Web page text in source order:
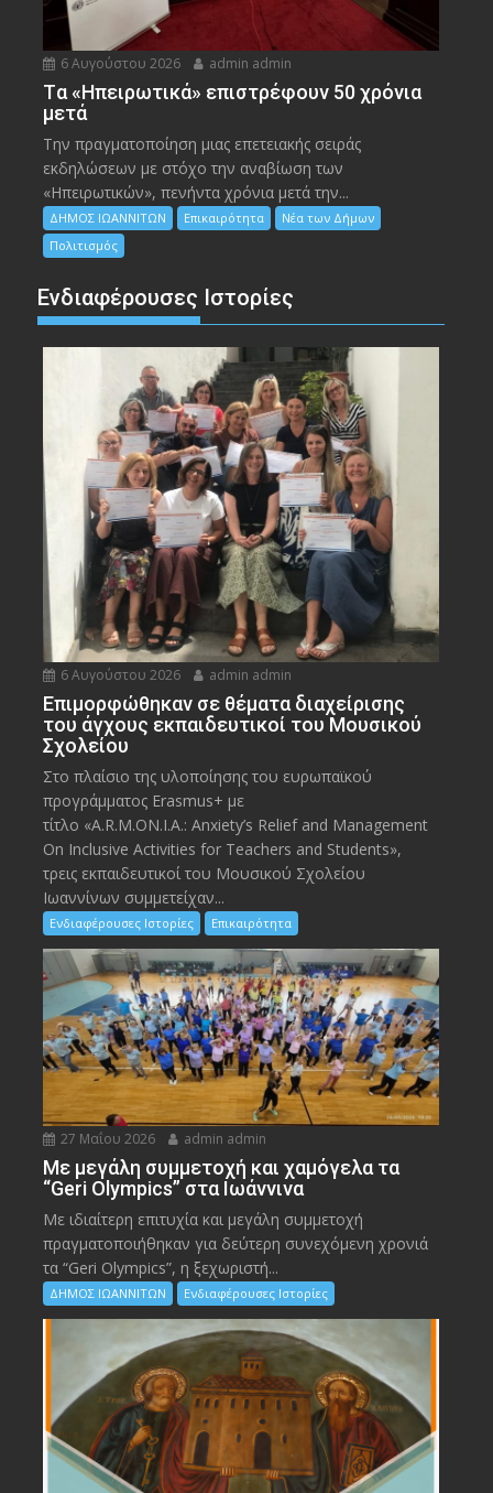
6 Αυγούστου 2026 admin admin
Tα «Ηπειρωτικά» επιστρέφουν 50 χρόνια
μετά
Την πραγματοποίηση μιας επετειακής σειράς
εκδηλώσεων με στόχο την αναβίωση των
«Ηπειρωτικών», πενήντα χρόνια μετά την...
ΔΗΜΟΣ ΙΩΑΝΝΙΤΩΝ Επικαιρότητα
Νέα των Δήμων
Πολιτισμός
Ενδιαφέρουσες Ιστορίες
6 Αυγούστου 2026 admin admin
Eπιμορφώθηκαν σε θέματα διαχείρισης
του άγχους εκπαιδευτικοί του Μουσικού
Σχολείου
Στο πλαίσιο της υλοποίησης του ευρωπαϊκού
προγράμματος Erasmus+ με
τίτλο «A.R.M.ON.I.A.: Anxiety’s Relief and Management
On Inclusive Activities for Teachers and Students»,
τρεις εκπαιδευτικοί του Μουσικού Σχολείου
Ιωαννίνων συμμετείχαν...
Ενδιαφέρουσες Ιστορίες Επικαιρότητα
27 Μαΐου 2026 admin admin
Με μεγάλη συμμετοχή και χαμόγελα τα
“Geri Olympics” στα Ιωάννινα
Με ιδιαίτερη επιτυχία και μεγάλη συμμετοχή
πραγματοποιήθηκαν για δεύτερη συνεχόμενη χρονιά
τα “Geri Olympics”, η ξεχωριστή...
ΔΗΜΟΣ ΙΩΑΝΝΙΤΩΝ Ενδιαφέρουσες Ιστορίες